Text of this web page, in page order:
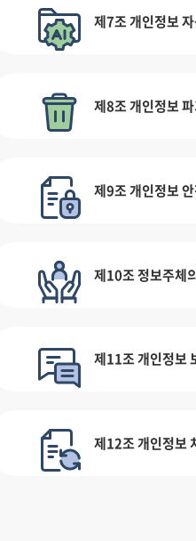
제7조 개인정보
제8조 개인정보
제9조 개인정보
제10조 정보주체
제11조 개인정보
제12조 개인정보